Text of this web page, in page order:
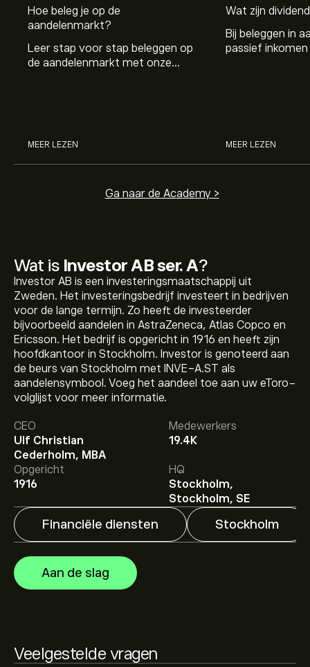
Wat is Investor AB ser. A?
Investor AB is een investeringsmaatschappij uit
Zweden. Het investeringsbedrijf investeert in bedrijven
voor de lange termijn. Zo heeft de investeerder
bijvoorbeeld aandelen in AstraZeneca, Atlas Copco en
Ericsson. Het bedrijf is opgericht in 1916 en heeft zijn
hoofdkantoor in Stockholm. Investor is genoteerd aan
de beurs van Stockholm met INVE-A.ST als
aandelensymbool. Voeg het aandeel toe aan uw eToro-
volglijst voor meer informatie.
CEO
Ulf Christian
Cederholm, MBA
Medewerkers
19.4K
Opgericht
1916
HQ
Stockholm,
Stockholm, SE
Financiële diensten Stockholm
Aan de slag
Hoe beleg je op de
aandelenmarkt?
Leer stap voor stap beleggen op
de aandelenmarkt met onze
MEER LEZEN
Wat zijn
Bij beleggen in
passief
MEER LEZEN
Ga naar de Academy >
Veelgestelde vragen
De huidige koers van INVE-A.ST is 416.50‎kr‎.
Het gemiddelde koersdoel voor Investor AB ser. A is
416.50‎kr‎.
bij eToro voor gedetailleerde
analistenvoorspellingen en koersdoelen.
Analisten bieden voorspellingen voor Investor AB ser. A
gebaseerd op markttrends, financiële rapporten en
verwachte groei. Bekijk de meest recente voorspelling
voor toekomstige koersbewegingen.
De marktkapitalisatie van Investor AB ser. A is 1.27T‎kr‎